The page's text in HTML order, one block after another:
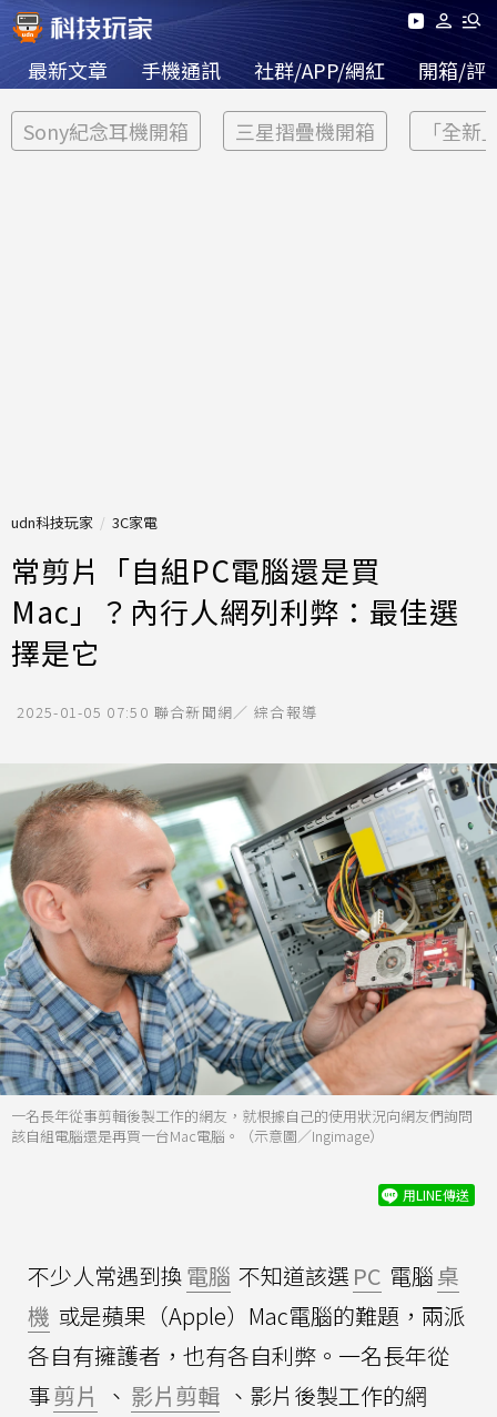
最新文章 手機通訊 社群/APP/網紅 開箱/評
Sony紀念耳機開箱 三星摺疊機開箱 「全新
udn科技玩家 3C家電
常剪片「自組PC電腦還是買
Mac」？內行人網列利弊：最佳選
擇是它
2025-01-05 07:50 聯合新聞網／ 綜合報導
一名長年從事剪輯後製工作的網友，就根據自己的使用狀況向網友們詢問
該自組電腦還是再買一台Mac電腦。（示意圖／Ingimage）
用LINE傳送
不少人常遇到換電腦 不知道該選 PC 電腦桌
機 或是蘋果（Apple）Mac電腦的難題，兩派
各自有擁護者，也有各自利弊。一名長年從
事剪片 、 影片剪輯 、影片後製工作的網